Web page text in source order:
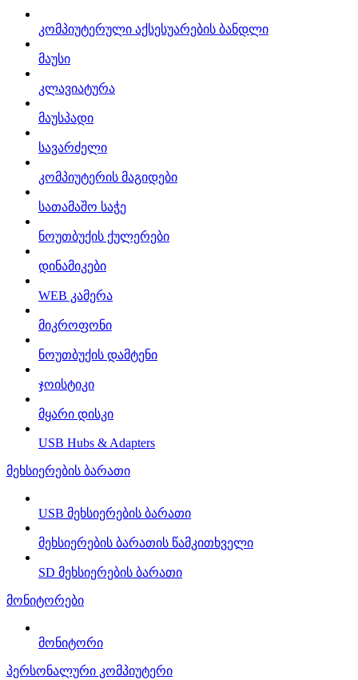
კომპიუტერული აქსესუარების ბანდლი
მაუსი
კლავიატურა
მაუსპადი
სავარძელი
კომპიუტერის მაგიდები
სათამაშო საჭე
ნოუთბუქის ქულერები
დინამიკები
WEB კამერა
მიკროფონი
ნოუთბუქის დამტენი
ჯოისტიკი
მყარი დისკი
USB Hubs & Adapters
მეხსიერების ბარათი
USB მეხსიერების ბარათი
მეხსიერების ბარათის წამკითხველი
SD მეხსიერების ბარათი
მონიტორები
მონიტორი
პერსონალური კომპიუტერი